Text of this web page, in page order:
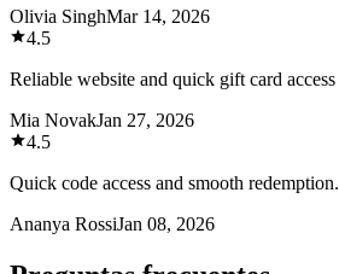
Olivia SinghMar 14, 2026
4.5
Reliable website and quick gift card access
Mia NovakJan 27, 2026
4.5
Quick code access and smooth redemption.
Ananya RossiJan 08, 2026